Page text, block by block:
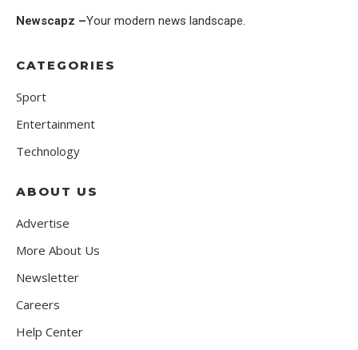
Newscapz –Your modern news landscape.
CATEGORIES
Sport
Entertainment
Technology
ABOUT US
Advertise
More About Us
Newsletter
Careers
Help Center